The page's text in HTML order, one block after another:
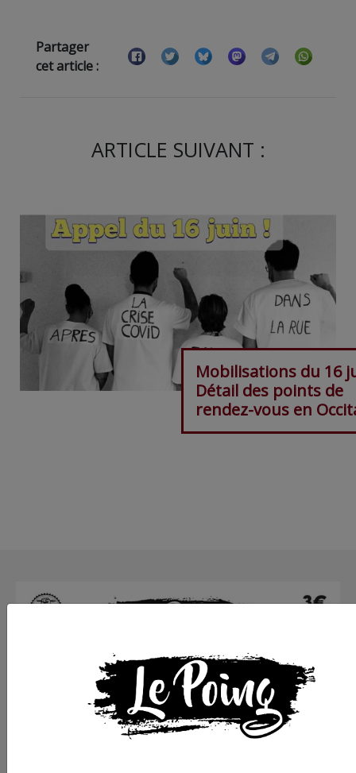
Partager
cet article :
ARTICLE SUIVANT :
Mobilisations du 16
Détail des points de
rendez-vous en